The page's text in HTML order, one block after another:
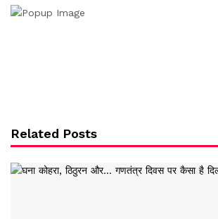
Related Posts